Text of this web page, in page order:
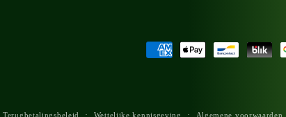
Betaalmethoden
Terugbetalingsbeleid Wettelijke kennisgeving Algemene voorwaarden